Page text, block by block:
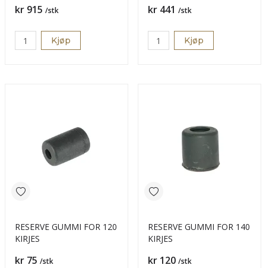
Pris
kr 915 /stk
Kjøp
Pris
kr 441 /stk
Kjøp
RESERVE GUMMI FOR 120
KIRJES
Pris
kr 75 /stk
RESERVE GUMMI FOR 140
KIRJES
Pris
kr 120 /stk